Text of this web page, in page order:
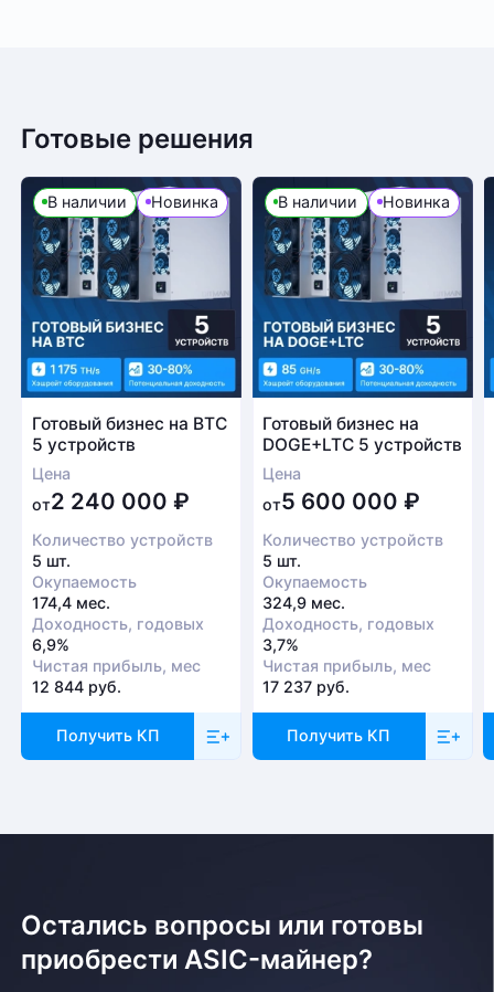
Готовые решения
В наличии Новинка
Готовый бизнес на BTC
5 устройств
Цена
от2 240 000 ₽
Количество устройств
5 шт.
Окупаемость
174,4 мес.
Доходность, годовых
6,9%
Чистая прибыль, мес
12 844 руб.
Получить КП
В наличии Новинка
Готовый бизнес на
DOGE+LTC 5 устройств
Цена
от5 600 000₽
Количество устройств
5 шт.
Окупаемость
324,9 мес.
Доходность, годовых
3,7%
Чистая прибыль, мес
17 237 руб.
Получить КП
Остались вопросы или готовы
приобрести ASIC-майнер?